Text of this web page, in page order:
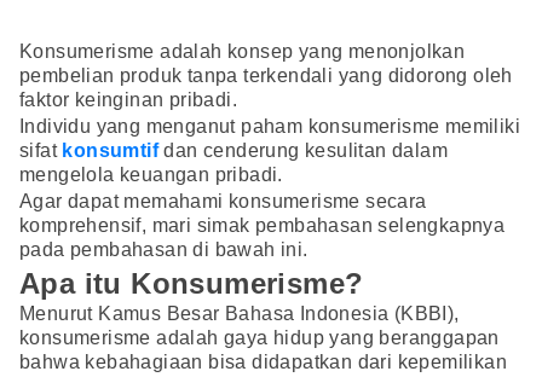
Konsumerisme adalah konsep yang menonjolkan
pembelian produk tanpa terkendali yang didorong oleh
faktor keinginan pribadi.
Individu yang menganut paham konsumerisme memiliki
sifat konsumtifdan cenderung kesulitan dalam
mengelola keuangan pribadi.
Agar dapat memahami konsumerisme secara
komprehensif, mari simak pembahasan selengkapnya
pada pembahasan di bawah ini.
Apa itu Konsumerisme?
Menurut Kamus Besar Bahasa Indonesia (KBBI),
konsumerisme adalah gaya hidup yang beranggapan
bahwa kebahagiaan bisa didapatkan dari kepemilikan